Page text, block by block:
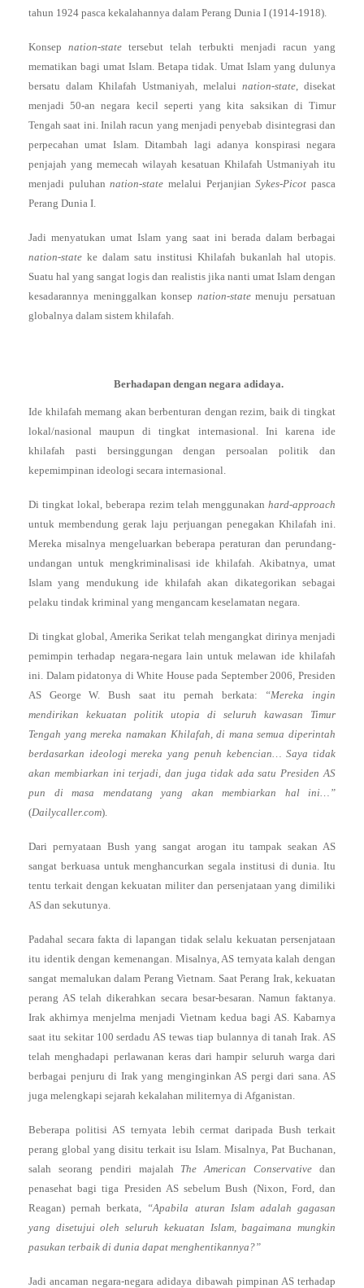
tahun 1924 pasca kekalahannya dalam Perang Dunia I (1914-1918).
Konsepnation-state tersebut telah terbukti menjadi racun yang
mematikan bagi umat Islam. Betapa tidak. Umat Islam yang dulunya
bersatu dalam Khilafah Ustmaniyah, melalui nation-state, disekat
menjadi 50-an negara kecil seperti yang kita saksikan di Timur
Tengah saat ini. Inilah racun yang menjadi penyebab disintegrasi dan
perpecahan umat Islam. Ditambah lagi adanya konspirasi negara
penjajah yang memecah wilayah kesatuan Khilafah Ustmaniyah itu
menjadi puluhannation-state melalui PerjanjianSykes-Picot pasca
Perang Dunia I.
Jadi menyatukan umat Islam yang saat ini berada dalam berbagai
nation-state ke dalam satu institusi Khilafah bukanlah hal utopis.
Suatu hal yang sangat logis dan realistis jika nanti umat Islam dengan
kesadarannya meninggalkan konsep nation-statemenuju persatuan
globalnya dalam sistem khilafah.
Berhadapan dengan negara adidaya.
Ide khilafah memang akan berbenturan dengan rezim, baik di tingkat
lokal/nasional maupun di tingkat internasional. Ini karena ide
khilafah pasti bersinggungan dengan persoalan politik dan
kepemimpinan ideologi secara internasional.
Di tingkat lokal, beberapa rezim telah menggunakan hard-approach
untuk membendung gerak laju perjuangan penegakan Khilafah ini.
Mereka misalnya mengeluarkan beberapa peraturan dan perundang-
undangan untuk mengkriminalisasi ide khilafah. Akibatnya, umat
Islam yang mendukung ide khilafah akan dikategorikan sebagai
pelaku tindak kriminal yang mengancam keselamatan negara.
Di tingkat global, Amerika Serikat telah mengangkat dirinya menjadi
pemimpin terhadap negara-negara lain untuk melawan ide khilafah
ini. Dalam pidatonya di White House pada September 2006, Presiden
AS George W. Bush saat itu pernah berkata:
“Mereka ingin
mendirikan kekuatan politik utopia di seluruh kawasan Timur
Tengah yang mereka namakan Khilafah, di mana semua diperintah
berdasarkan ideologi mereka yang penuh kebencian… Saya tidak
akan membiarkan ini terjadi, dan juga tidak ada satu Presiden AS
pun di masa mendatang yang akan membiarkan hal ini…”
(Dailycaller.com).
Dari pernyataan Bush yang sangat arogan itu tampak seakan AS
sangat berkuasa untuk menghancurkan segala institusi di dunia. Itu
tentu terkait dengan kekuatan militer dan persenjataan yang dimiliki
AS dan sekutunya.
Padahal secara fakta di lapangan tidak selalu kekuatan persenjataan
itu identik dengan kemenangan. Misalnya, AS ternyata kalah dengan
sangat memalukan dalam Perang Vietnam. Saat Perang Irak, kekuatan
perang AS telah dikerahkan secara besar-besaran. Namun faktanya.
Irak akhirnya menjelma menjadi Vietnam kedua bagi AS. Kabarnya
saat itu sekitar 100 serdadu AS tewas tiap bulannya di tanah Irak. AS
telah menghadapi perlawanan keras dari hampir seluruh warga dari
berbagai penjuru di Irak yang menginginkan AS pergi dari sana. AS
juga melengkapi sejarah kekalahan militernya di Afganistan.
Beberapa politisi AS ternyata lebih cermat daripada Bush terkait
perang global yang disitu terkait isu Islam. Misalnya, Pat Buchanan,
salah seorang pendiri majalah The American Conservative dan
penasehat bagi tiga Presiden AS sebelum Bush (Nixon, Ford, dan
Reagan) pernah berkata, “Apabila aturan Islam adalah gagasan
yang disetujui oleh seluruh kekuatan Islam, bagaimana mungkin
pasukan terbaik di dunia dapat menghentikannya?”
Jadi ancaman negara-negara adidaya dibawah pimpinan AS terhadap